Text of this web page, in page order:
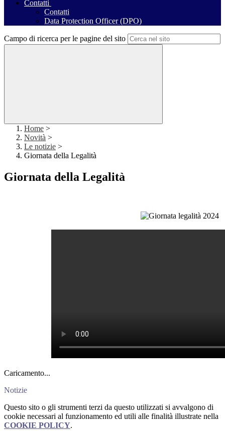
Contatti
Contatti
Data Protection Officer (DPO)
Campo di ricerca per le pagine del sito
Home >
Novità >
Le notizie >
Giornata della Legalità
Giornata della Legalità
Caricamento...
Notizie
Questo sito o gli strumenti terzi da questo utilizzati si avvalgono di
cookie necessari al funzionamento ed utili alle finalità illustrate nella
COOKIE POLICY.